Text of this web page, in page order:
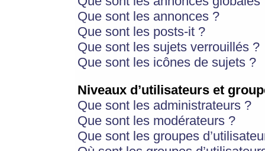
Que sont les annonces ?
Que sont les posts-it ?
Que sont les sujets verrouillés ?
Que sont les icônes de sujets ?
Niveaux d’utilisateurs et
Que sont les administrateurs ?
Que sont les modérateurs ?
Que sont les groupes